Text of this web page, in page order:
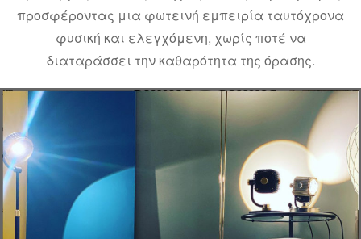
προσφέροντας μια φωτεινή εμπειρία ταυτόχρονα
φυσική και ελεγχόμενη, χωρίς ποτέ να
διαταράσσει την καθαρότητα της όρασης.